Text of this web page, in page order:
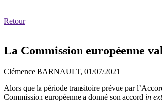
Retour
La Commission européenne
Clémence BARNAULT, 01/07/2021
Alors que la période transitoire prévue par
Commission européenne a donné son accord in